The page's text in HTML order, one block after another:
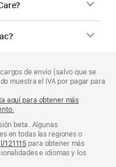
de envío (salvo que se
muestra el IVA por pagar para
aquí para obtener más
en
una
pestaña
nueva)
beta. Algunas
en todas las regiones o
121115 (Se
abre
para obtener más
e idiomas y los